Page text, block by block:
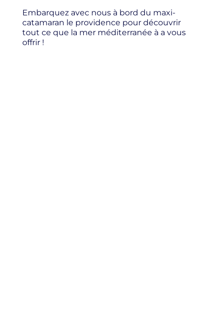
Embarquez avec nous à bord du maxi-
catamaran le providence pour découvrir
tout ce que la mer méditerranée à a vous
offrir !